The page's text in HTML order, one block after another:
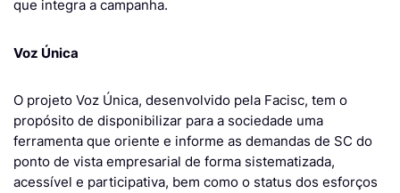
que integra a campanha.
Voz Única
O projeto Voz Única, desenvolvido pela Facisc, tem o
propósito de disponibilizar para a sociedade uma
ferramenta que oriente e informe as demandas de SC do
ponto de vista empresarial de forma sistematizada,
acessível e participativa, bem como o status dos esforços